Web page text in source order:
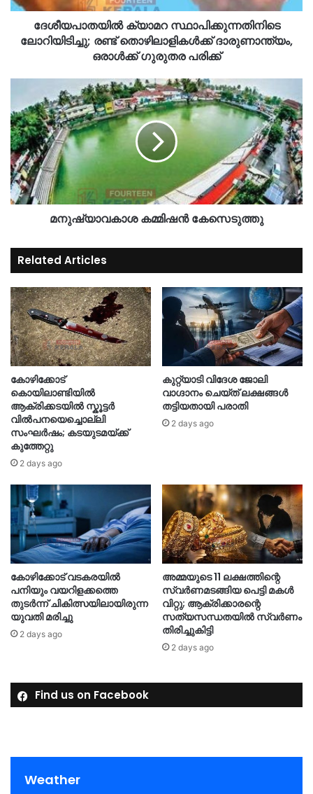
ദേശീയപാതയിൽ ക്യാമറ സ്ഥാപിക്കുന്നതിനിടെ
ലോറിയിടിച്ചു; രണ്ട് തൊഴിലാളികൾക്ക് ദാരുണാന്ത്യം,
ഒരാൾക്ക് ഗുരുതര പരിക്ക്
മനുഷ്യാവകാശ കമ്മിഷൻ കേസെടുത്തു
Related Articles
കോഴിക്കോട്
കൊയിലാണ്ടിയിൽ
ആക്രിക്കടയിൽ സ്കൂട്ടർ
വിൽപനയെച്ചൊല്ലി
സംഘർഷം; കടയുടമയ്ക്ക്
കുത്തേറ്റു
2 days ago
കുറ്റ്യാടി വിദേശ ജോലി
വാഗ്ദാനം ചെയ്ത് ലക്ഷങ്ങൾ
തട്ടിയതായി പരാതി
2 days ago
കോഴിക്കോട് വടകരയിൽ
പനിയും വയറിളക്കത്തെ
തുടർന്ന് ചികിത്സയിലായിരുന്ന
യുവതി മരിച്ചു
2 days ago
അമ്മയുടെ 11 ലക്ഷത്തിന്റെ
സ്വർണമടങ്ങിയ പെട്ടി മകൾ
വിറ്റു; ആക്രിക്കാരന്റെ
സത്യസന്ധതയിൽ സ്വർണം
തിരിച്ചുകിട്ടി
2 days ago
Find us on Facebook
Weather